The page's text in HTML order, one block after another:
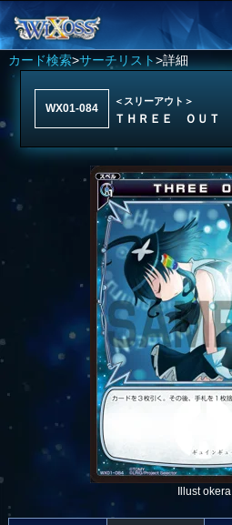
カード検索>サーチリスト>詳細
WX01-084
＜スリーアウト＞
ＴＨＲＥＥ ＯＵＴ
Illust okera